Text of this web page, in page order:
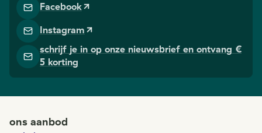
Facebook
Instagram
schrijf je in op onze nieuwsbrief en ontvang €
5 korting
ons aanbod